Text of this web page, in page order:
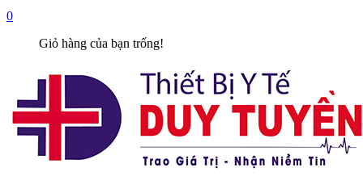
0
Giỏ hàng của bạn trống!